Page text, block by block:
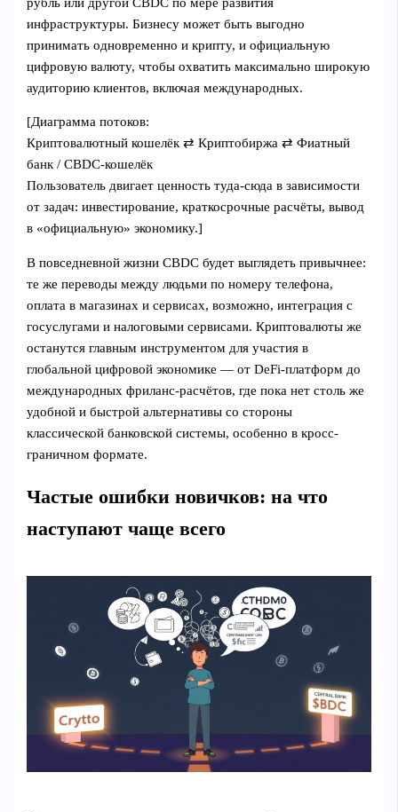
инфраструктуры. Бизнесу может быть выгодно
принимать одновременно и крипту, и официальную
цифровую валюту, чтобы охватить максимально широкую
аудиторию клиентов, включая международных.
[Диаграмма потоков:
Криптовалютный кошелёк ⇄ Криптобиржа ⇄ Фиатный
банк / CBDC-кошелёк
Пользователь двигает ценность туда-сюда в зависимости
от задач: инвестирование, краткосрочные расчёты, вывод
в «официальную» экономику.]
В повседневной жизни CBDC будет выглядеть привычнее:
те же переводы между людьми по номеру телефона,
оплата в магазинах и сервисах, возможно, интеграция с
госуслугами и налоговыми сервисами. Криптовалюты же
останутся главным инструментом для участия в
глобальной цифровой экономике — от DeFi-платформ до
международных фриланс-расчётов, где пока нет столь же
удобной и быстрой альтернативы со стороны
классической банковской системы, особенно в кросс-
граничном формате.
Частые ошибки новичков: на что
наступают чаще всего